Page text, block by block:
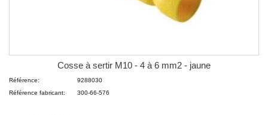
Cosse à sertir M10 - 4 à 6 mm2 - jaune
Référence:
9288030
Référence fabricant:
300-66-576